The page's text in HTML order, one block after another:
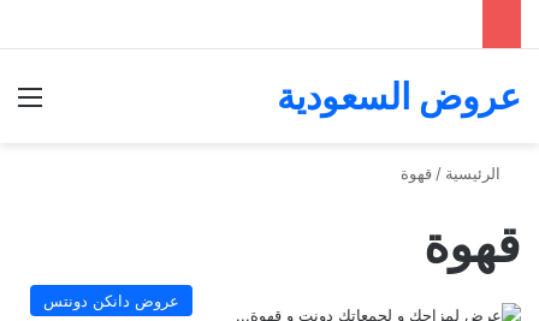
عروض السعودية
الرئيسية / قهوة
قهوة
عروض دانكن دونتس